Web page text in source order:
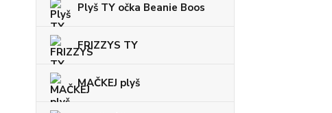
Plyš TY očka Beanie Boos
FRIZZYS TY
MAČKEJ plyš